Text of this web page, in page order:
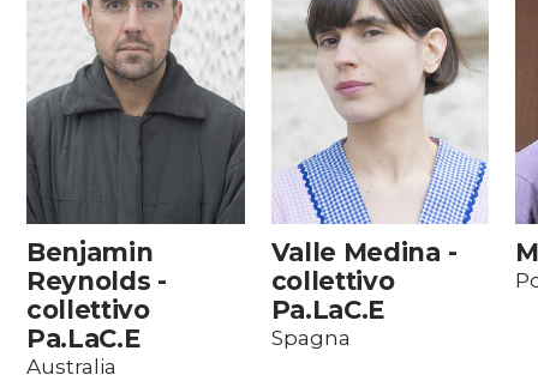
Benjamin
Reynolds -
collettivo
Pa.LaC.E
Australia
Valle Medina -
collettivo
Pa.LaC.E
Spagna